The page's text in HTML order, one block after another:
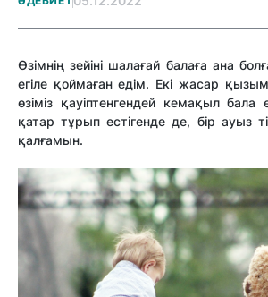
Өзімнің зейіні шалағай балаға ана
егіле қоймаған едім. Екі жасар
өзіміз қауіптенгендей кемақыл бала
қатар тұрып естігенде де, бір ауыз
қалғамын.